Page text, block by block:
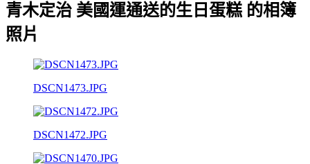
青木定治 美國運通送的生日蛋糕 的相簿
照片
DSCN1473.JPG
DSCN1472.JPG